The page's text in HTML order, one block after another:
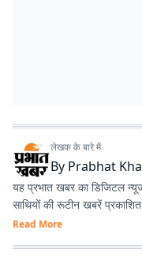
लेखक के बारे में
By Prabhat
यह प्रभात खबर का डिजिटल
साथियों की रूटीन खबरें प्रकाशित
Read More